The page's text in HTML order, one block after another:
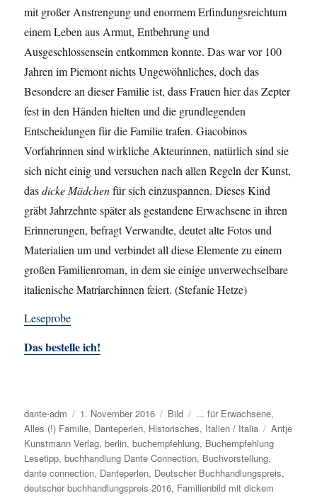
mit großer Anstrengung und enormem Erfindungsreichtum
einem Leben aus Armut, Entbehrung und
Ausgeschlossensein entkommen konnte. Das war vor 100
Jahren im Piemont nichts Ungewöhnliches, doch das
Besondere an dieser Familie ist, dass Frauen hier das Zepter
fest in den Händen hielten und die grundlegenden
Entscheidungen für die Familie trafen. Giacobinos
Vorfahrinnen sind wirkliche Akteurinnen, natürlich sind sie
sich nicht einig und versuchen nach allen Regeln der Kunst,
dasdicke Mädchenfür sich einzuspannen. Dieses Kind
gräbt Jahrzehnte später als gestandene Erwachsene in ihren
Erinnerungen, befragt Verwandte, deutet alte Fotos und
Materialien um und verbindet all diese Elemente zu einem
großen Familienroman, in dem sie einige unverwechselbare
italienische Matriarchinnen feiert. (Stefanie Hetze)
Leseprobe
Das bestelle ich!
Autor
dante-adm
Veröffentlicht
am
1. November 2016 Format
Bild Kategorien
... für Erwachsene,
Alles (!) Familie, Danteperlen, Historisches, Italien / Italia
Antje
Kunstmann Verlag,berlin,buchempfehlung, Buchempfehlung
Lesetipp,buchhandlung Dante Connection, Buchvorstellung,
dante connection, Danteperlen, Deutscher Buchhandlungspreis,
deutscher buchhandlungspreis 2016, Familienbild mit dickem